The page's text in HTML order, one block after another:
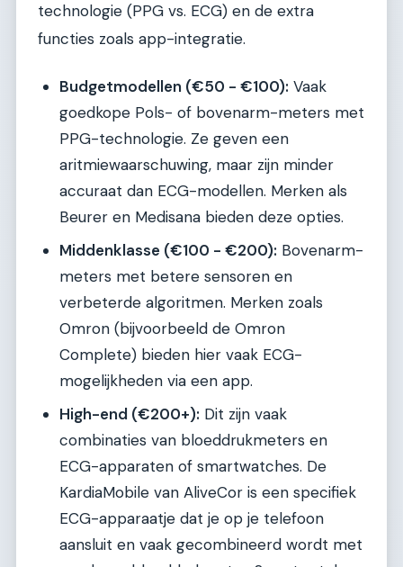
technologie (PPG vs. ECG) en de extra
functies zoals app-integratie.
Budgetmodellen (€50 - €100): Vaak
goedkope Pols- of bovenarm-meters met
PPG-technologie. Ze geven een
aritmiewaarschuwing, maar zijn minder
accuraat dan ECG-modellen. Merken als
Beurer en Medisana bieden deze opties.
Middenklasse (€100 - €200): Bovenarm-
meters met betere sensoren en
verbeterde algoritmen. Merken zoals
Omron (bijvoorbeeld de Omron
Complete) bieden hier vaak ECG-
mogelijkheden via een app.
High-end (€200+): Dit zijn vaak
combinaties van bloeddrukmeters en
ECG-apparaten of smartwatches. De
KardiaMobile van AliveCor is een specifiek
ECG-apparaatje dat je op je telefoon
aansluit en vaak gecombineerd wordt met